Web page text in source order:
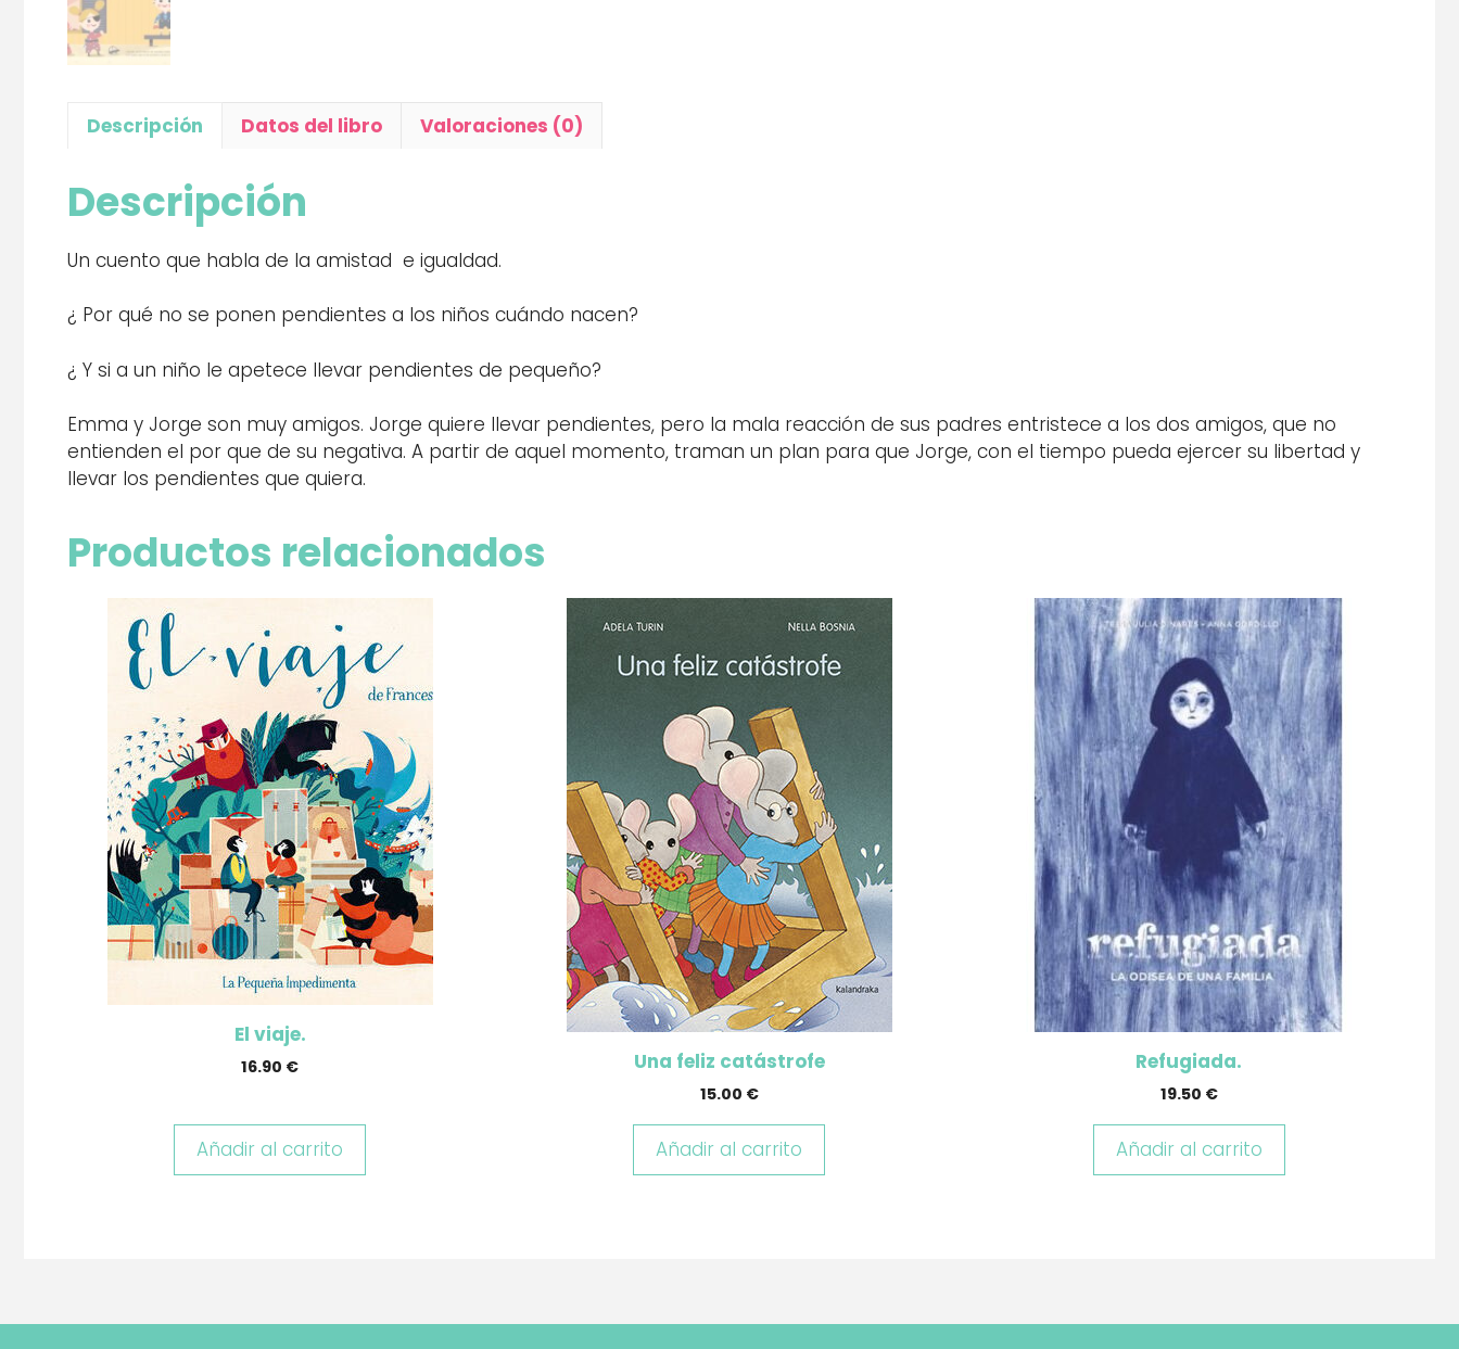
Descripción Datos del libro Valoraciones (0)
Descripción
Un cuento que habla de la amistad e igualdad.
¿ Por qué no se ponen pendientes a los niños cuándo nacen?
¿ Y si a un niño le apetece llevar pendientes de pequeño?
Emma y Jorge son muy amigos. Jorge quiere llevar pendientes, pero la mala reacción de sus padres entristece a los dos amigos, que no
entienden el por que de su negativa. A partir de aquel momento, traman un plan para que Jorge, con el tiempo pueda ejercer su libertad y
llevar los pendientes que quiera.
Productos relacionados
El viaje.
16.90 €
Añadir al carrito
Una feliz catástrofe
15.00 €
Añadir al carrito
Refugiada.
19.50 €
Añadir al carrito